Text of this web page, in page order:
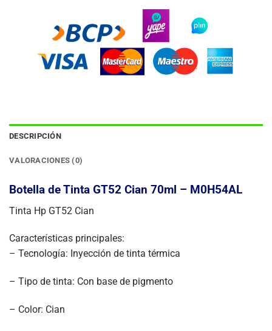
DESCRIPCIÓN
VALORACIONES (0)
Botella de Tinta GT52 Cian 70ml – M0H54AL
Tinta Hp GT52 Cian
Características principales:
– Tecnología: Inyección de tinta térmica
– Tipo de tinta: Con base de pigmento
– Color: Cian